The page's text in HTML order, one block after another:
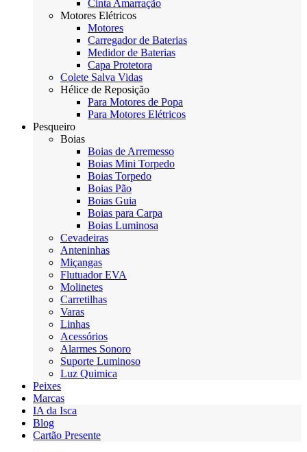
Cinta Amarração
Motores Elétricos
Motores
Carregador de Baterias
Medidor de Baterias
Capa Protetora
Colete Salva Vidas
Hélice de Reposição
Para Motores de Popa
Para Motores Elétricos
Pesqueiro
Boias
Boias de Arremesso
Boias Mini Torpedo
Boias Torpedo
Boias Pão
Boias Guia
Boias para Carpa
Boias Luminosa
Cevadeiras
Anteninhas
Miçangas
Flutuador EVA
Molinetes
Carretilhas
Varas
Linhas
Acessórios
Alarmes Sonoro
Suporte Luminoso
Luz Quimica
Peixes
Marcas
IA da Isca
Blog
Cartão Presente